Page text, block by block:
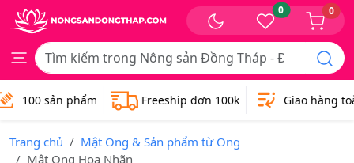
0 0
100 sản phẩm Freeship đơn 100k Giao hàng
Trang chủ
Mật Ong & Sản phẩm từ Ong
Mật Ong Hoa Nhãn